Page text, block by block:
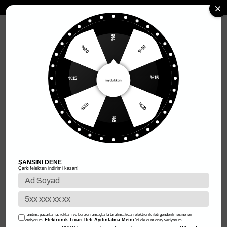
KURUMSAL
%5
%10
%15
%20
%5
%10
%15
%20
ŞANSINI DENE
Çarkıfelekten indirimi kazan!
Tanıtım, pazarlama, reklam ve benzeri amaçlarla tarafıma ticari elektronik ileti gönderilmesine izin
veriyorum. Elektronik Ticari İleti Aydınlatma Metni 'ni okudum onay veriyorum.